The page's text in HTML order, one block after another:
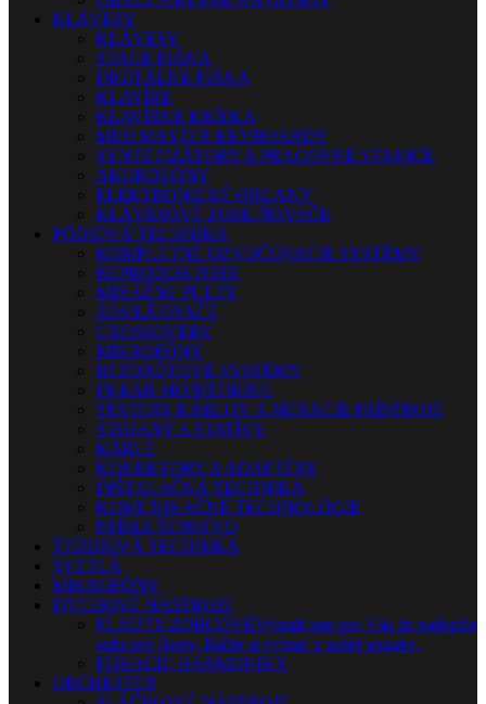
KLÁVESY
KLÁVESY
STAGE PIÁNA
DIGITÁLNE PIÁNA
KLAVÍRE
KLAVÍRNE KRÍDLA
MIDI MASTER KEYBOARDY
SYNTETIZÁTORY A PRACOVNÉ STANICE
AKORDEÓNY
ELEKTRONICKÉ ORGANY
KLÁVESOVÉ ZOSILŇOVAČE
PÓDIOVÁ TECHNIKA
KOMPLETNÉ OZVUČOVACIE SYSTÉMY
REPRODUKTORY
MIXÁŽNE PULTY
ZOSILŇOVAČE
CROSSOVERY
MIKROFÓNY
BEZDRÔTOVÉ SYSTÉMY
IN-EAR MONITORING
TESTERY KÁBLOV A MERACIE PRÍSTROJE
STOJANY A STATÍVY
KÁBLE
KONEKTORY A ADAPTÉRY
INŠTALAČNÁ TECHNIKA
KOMUNIKAČNÉ TECHNOLÓGIE
PRÍSLUŠENSTVO
ŠTÚDIOVÁ TECHNIKA
SVETLÁ
MIKROFÓNY
DYCHOVÉ NÁSTROJE
FLAUTY-ZOBCOVÉVybrali sme pre Vás tie najlepšie
zobcové flauty. Ráčte si vybrať z našej ponuky.
FÚKACIE HARMONIKY
ORCHESTER